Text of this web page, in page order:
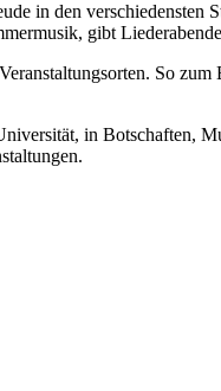
in den
gibt
So zum
in Botschaften,